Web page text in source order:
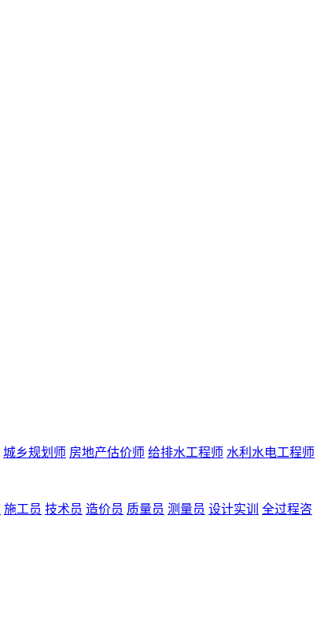
城乡规划师 房地产估价师 给排水工程师 水利水电工程师
施工员 技术员 造价员 质量员 测量员 设计实训
全过程咨